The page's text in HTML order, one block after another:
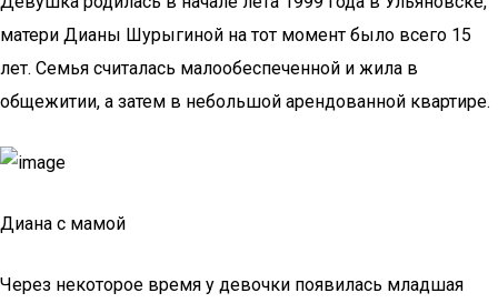
матери Дианы Шурыгиной на тот момент было всего 15
лет. Семья считалась малообеспеченной и жила в
общежитии, а затем в небольшой арендованной квартире.
Диана с мамой
Через некоторое время у девочки появилась младшая